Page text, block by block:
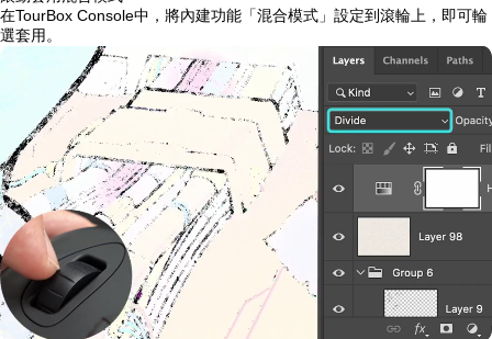
在TourBox Console中，將內建功能「混合模式」設定到滾輪上，即可輪
選套用。